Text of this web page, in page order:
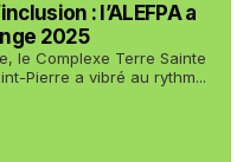
: l’ALEFPA a
2025
le Complexe Terre Sainte
Pierre a vibré au rythm...